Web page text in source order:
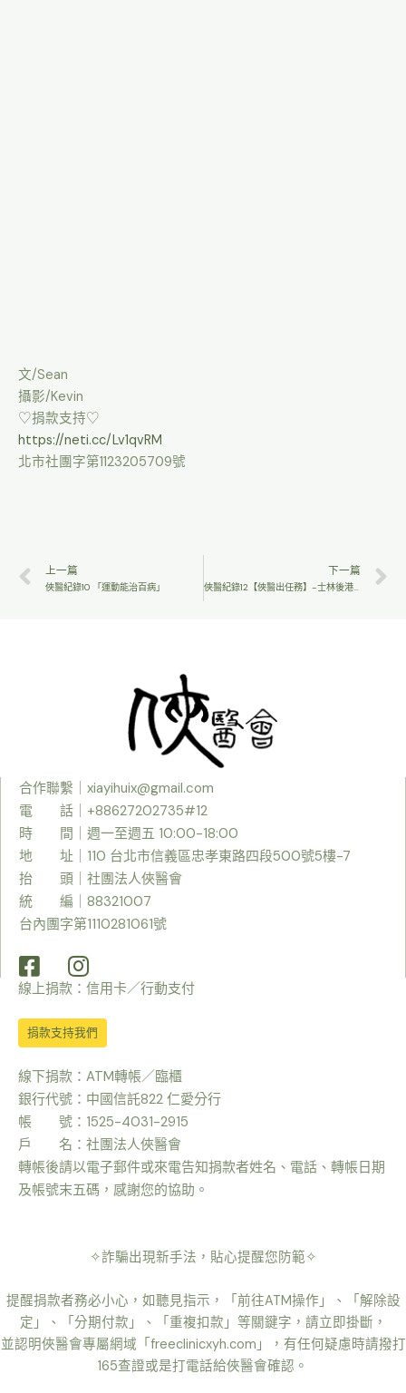
文/Sean
攝影/Kevin
♡捐款支持♡
https://neti.cc/Lv1qvRM
北市社團字第1123205709號
上一篇
俠醫紀錄10 「運動能治百病」
下一篇
俠醫紀錄12【俠醫出任務】-士林後港分局
合作聯繫｜ xiayihuix@gmail.com
電 話｜+88627202735#12
時
間｜週一至週五 10:00-18:00
地 址｜110 台北市信義區忠孝東路四段500號5樓-7
抬 頭｜社團法人俠醫會
統 編｜88321007
台內團字第1110281061號
線上捐款：信用卡／行動支付
捐款支持我們
線下捐款：ATM轉帳／臨櫃
銀行代號：中國信託822 仁愛分行
帳 號：1525-4031-2915
戶 名：社團法人俠醫會
轉帳後請以電子郵件或來電告知捐款者姓名、電話、轉帳日期
及帳號末五碼，感謝您的協助。
✧詐騙出現新手法，貼心提醒您防範✧
提醒捐款者務必小心，如聽見指示，「前往ATM操作」、「解除設
定」、「分期付款」、「重複扣款」等關鍵字，請立即掛斷，
並認明俠醫會專屬網域「freeclinicxyh.com」，有任何疑慮時請撥打
165查證或是打電話給俠醫會確認。